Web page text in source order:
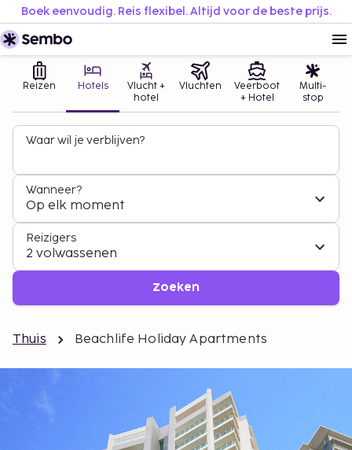
Boek eenvoudig. Reis flexibel. Altijd voor de beste prijs.
Reizen Hotels
Vlucht +
hotel
Vluchten
Veerboot
+ Hotel
Multi-
stop
Waar wil je verblijven?
Wanneer?
Op elk moment
Reizigers
2 volwassenen
Zoeken
Thuis Beachlife Holiday Apartments